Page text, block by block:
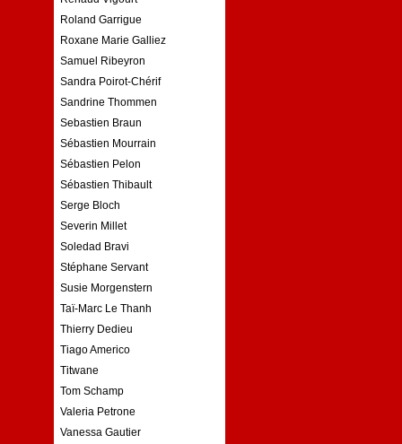
Roland Garrigue
Roxane Marie Galliez
Samuel Ribeyron
Sandra Poirot-Chérif
Sandrine Thommen
Sebastien Braun
Sébastien Mourrain
Sébastien Pelon
Sébastien Thibault
Serge Bloch
Severin Millet
Soledad Bravi
Stéphane Servant
Susie Morgenstern
Taï-Marc Le Thanh
Thierry Dedieu
Tiago Americo
Titwane
Tom Schamp
Valeria Petrone
Vanessa Gautier